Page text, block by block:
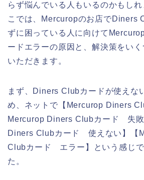
らず悩んでいる人もいるのかもしれ
こでは、Mercuropのお店でDiners
ずに困っている人に向けて
ードエラーの原因と、解決策をい
いただきます。
まず、Diners Clubカードが使えな
め、ネットで【Mercurop Diners
Mercurop Diners Clubカード 失
Diners Clubカード 使えない】【
Clubカード エラー】という感じで
た。